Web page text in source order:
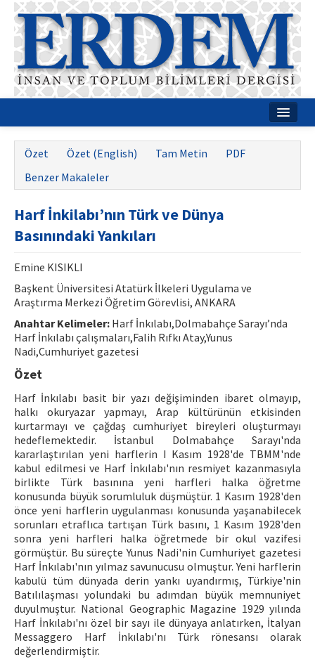
Dergi Kurulları
Rehberler
İletişim
ISSN: 1010-867X · e-ISSN: 2667-8713
Özet Özet (English) Tam Metin
PDF
Benzer Makaleler
Harf İnkilabı’nın Türk ve Dünya
Basınındaki Yankıları
Emine KISIKLI
Başkent Üniversitesi Atatürk İlkeleri Uygulama ve
Araştırma Merkezi Öğretim Görevlisi, ANKARA
Anahtar Kelimeler: Harf İnkılabı,Dolmabahçe Sarayı’nda
Harf İnkılabı çalışmaları,Falih Rıfkı Atay,Yunus
Nadi,Cumhuriyet gazetesi
Özet
Harf İnkılabı basit bir yazı değişiminden ibaret olmayıp,
halkı okuryazar yapmayı, Arap kültürünün etkisinden
kurtarmayı ve çağdaş cumhuriyet bireyleri oluşturmayı
hedeflemektedir. İstanbul Dolmabahçe Sarayı'nda
kararlaştırılan yeni harflerin I Kasım 1928'de TBMM'nde
kabul edilmesi ve Harf İnkılabı'nın resmiyet kazanmasıyla
birlikte Türk basınına yeni harfleri halka öğretme
konusunda büyük sorumluluk düşmüştür. 1 Kasım 1928'den
önce yeni harflerin uygulanması konusunda yaşanabilecek
sorunları etraflıca tartışan Türk basını, 1 Kasım 1928'den
sonra yeni harfleri halka öğretmede bir okul vazifesi
görmüştür. Bu süreçte Yunus Nadi'nin Cumhuriyet gazetesi
Harf İnkılabı'nın yılmaz savunucusu olmuştur. Yeni harflerin
kabulü tüm dünyada derin yankı uyandırmış, Türkiye'nin
Batılılaşması yolundaki bu adımdan büyük memnuniyet
duyulmuştur. National Geographic Magazine 1929 yılında
Harf İnkılabı'nı özel bir sayı ile dünyaya anlatırken, İtalyan
Messaggero Harf İnkılabı'nı Türk rönesansı olarak
değerlendirmiştir.